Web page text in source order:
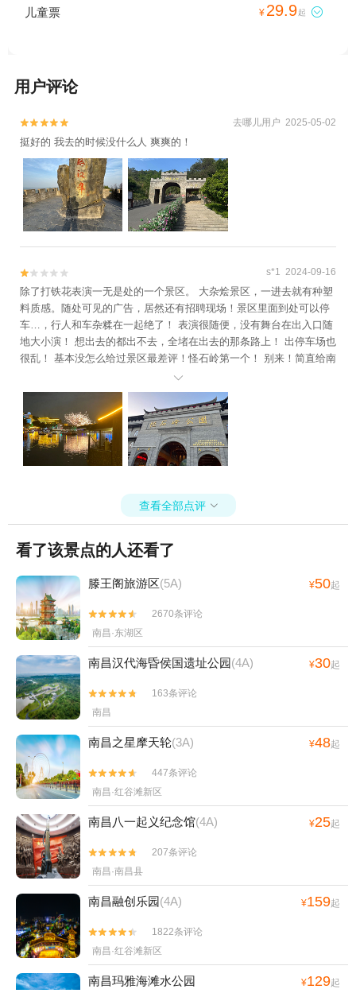
儿童票 ¥ 29.9起 
用户评论

 去哪儿用户 2025-05-02
挺好的 我去的时候没什么人 爽爽的！

 s*1 2024-09-16
除了打铁花表演一无是处的一个景区。 大杂烩景区，一进去就有种塑
料质感。随处可见的广告，居然还有招聘现场！景区里面到处可以停
车…，行人和车杂糅在一起绝了！ 表演很随便，没有舞台在出入口随
地大小演！ 想出去的都出不去，全堵在出去的那条路上！ 出停车场也
很乱！ 基本没怎么给过景区最差评！怪石岭第一个！ 别来！简直给南

查看全部点评 
看了该景点的人还看了
滕王阁旅游区(5A) ¥50起


2670条评论
南昌·东湖区
南昌汉代海昏侯国遗址公园(4A) ¥30起


163条评论
南昌
南昌之星摩天轮(3A) ¥48起


447条评论
南昌·红谷滩新区
南昌八一起义纪念馆(4A) ¥25起


207条评论
南昌·南昌县
南昌融创乐园(4A) ¥159起


1822条评论
南昌·红谷滩新区
南昌玛雅海滩水公园 ¥129起